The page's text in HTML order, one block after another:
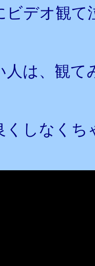
ビデオ観て
人は、観て
くしなく